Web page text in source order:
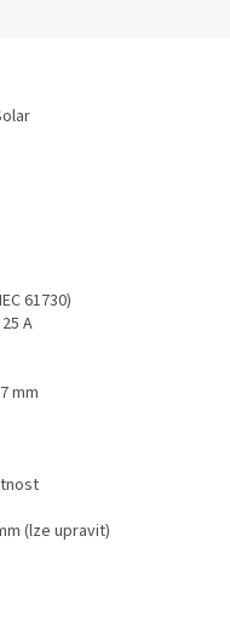
61730)
A
mm
(lze upravit)